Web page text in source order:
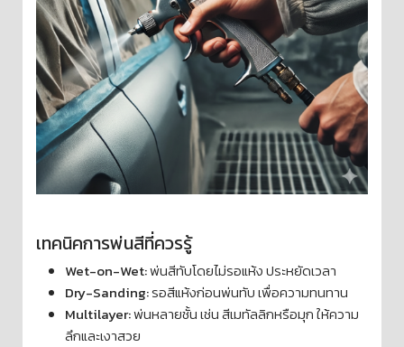
เทคนิคการพ่นสีที่ควรรู้
Wet-on-Wet:พ่นสีทับโดยไม่รอแห้ง ประหยัดเวลา
Dry-Sanding:รอสีแห้งก่อนพ่นทับ เพื่อความทนทาน
Multilayer:พ่นหลายชั้น เช่น สีเมทัลลิกหรือมุก ให้ความ
ลึกและเงาสวย